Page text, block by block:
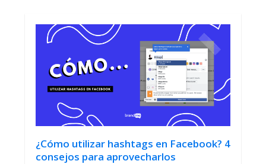
¿Cómo utilizar hashtags en Facebook? 4
consejos para aprovecharlos